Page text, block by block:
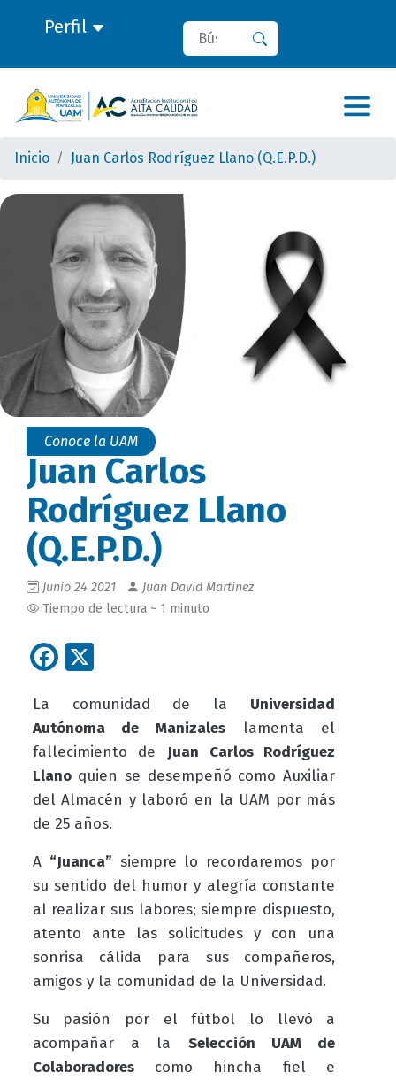
Perfil Buscar
Inicio Juan Carlos Rodríguez Llano (Q.E.P.D.)
Conoce la UAM
Juan Carlos
Rodríguez Llano
(Q.E.P.D.)
Junio 24 2021
Juan David Martinez
Tiempo de lectura ~ 1 minuto
Facebook
La comunidad de la Universidad
Autónoma de Manizales lamenta el
fallecimiento de Juan Carlos Rodríguez
Llanoquien se desempeñó como Auxiliar
del Almacén y laboró en la UAM por más
de 25 años.
A “Juanca” siempre lo recordaremos por
su sentido del humor y alegría constante
al realizar sus labores; siempre dispuesto,
atento ante las solicitudes y con una
sonrisa cálida para sus compañeros,
amigos y la comunidad de la Universidad.
Su pasión por el fútbol lo llevó a
acompañar a la Selección UAM de
Colaboradorescomo hincha fiel e